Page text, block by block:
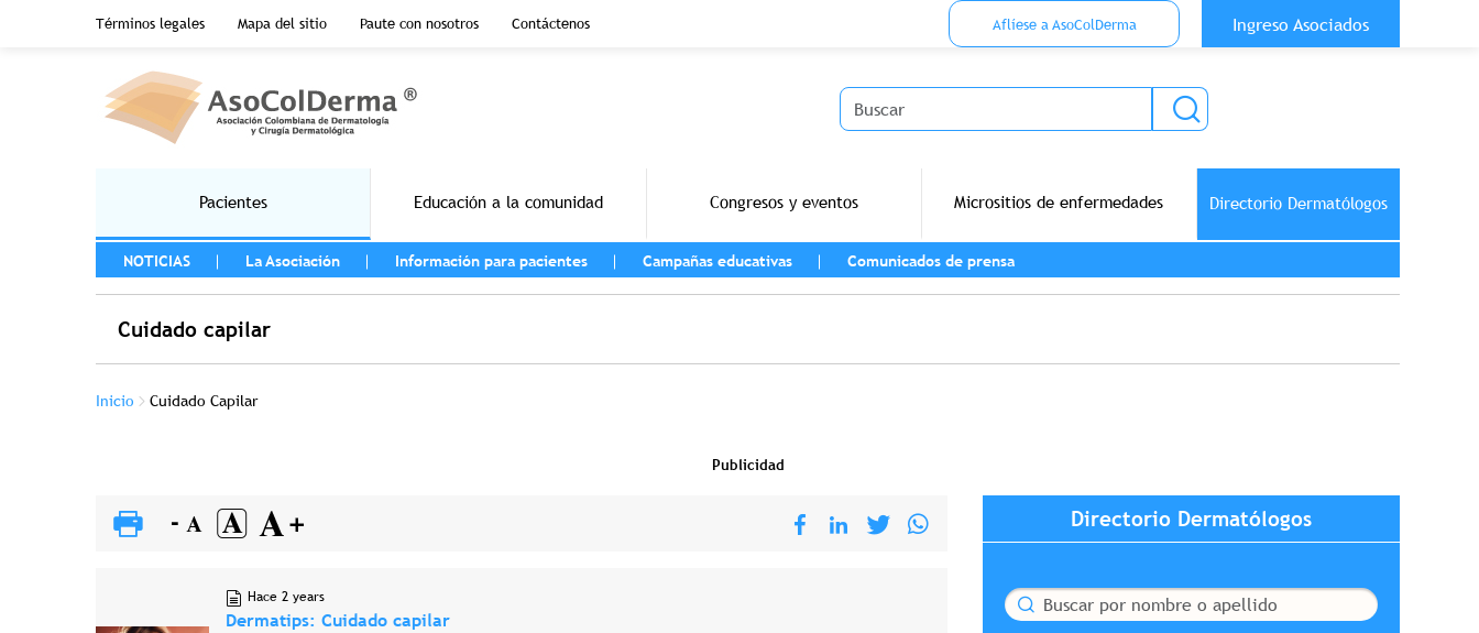
Pasar al contenido principal
Términos legales
Mapa del sitio Paute con nosotros Contáctenos
Menu Top Anónimo
Aflíese a AsoColDerma
Ingreso Asociados
Buscar
Pacientes Educación a la comunidad Congresos y eventos Micrositios de enfermedades Directorio Dermatólogos
MENU LEFT
NOTICIAS
La Asociación Información para pacientes Campañas educativas Comunicados de prensa
Cuidado capilar
Sobrescribir enlaces de ayuda a la navegación
Inicio Cuidado Capilar
Publicidad
Hace 2 years
Dermatips: Cuidado capilar
Directorio Dermatólogos
Buscar